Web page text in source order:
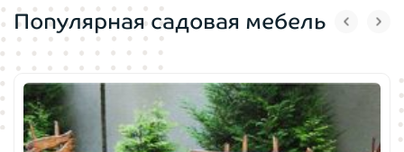
Популярная садовая мебель